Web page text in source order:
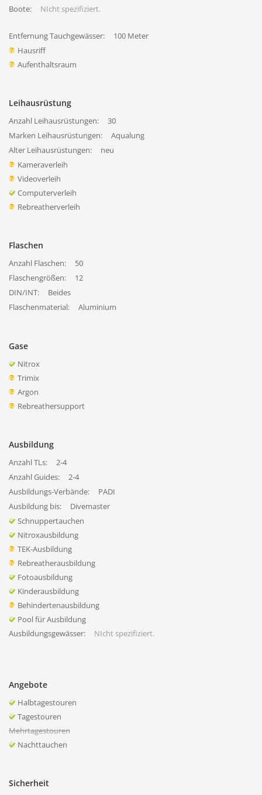
Boote: NIcht spezifiziert.
Entfernung Tauchgewässer:
100 Meter
Hausriff
Aufenthaltsraum
Leihausrüstung
Anzahl Leihausrüstungen:
30
Marken Leihausrüstungen:
Aqualung
Alter Leihausrüstungen:
neu
Kameraverleih
Videoverleih
Computerverleih
Rebreatherverleih
Flaschen
Anzahl Flaschen:
50
Flaschengrößen:
12
DIN/INT:
Beides
Flaschenmaterial:
Aluminium
Gase
Nitrox
Trimix
Argon
Rebreathersupport
Ausbildung
Anzahl TLs:
2-4
Anzahl Guides:
2-4
Ausbildungs-Verbände:
PADI
Ausbildung bis:
Divemaster
Schnuppertauchen
Nitroxausbildung
TEK-Ausbildung
Rebreatherausbildung
Fotoausbildung
Kinderausbildung
Behindertenausbildung
Pool für Ausbildung
Ausbildungsgewässer:
NIcht spezifiziert.
Angebote
Halbtagestouren
Tagestouren
Mehrtagestouren
Nachttauchen
Sicherheit